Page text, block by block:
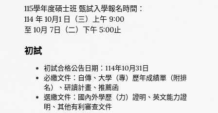
115學年度碩士班 甄試入學報名時間：
114 年 10月1 日（三）上午 9:00
至 10月 7日（二）下午 5:00止
初試
初試合格公告日期：114年10月31日
必繳文件：自傳、大學（專）歷年成績單（附排
名）、研讀計畫、推薦函
選繳文件：國內外學歷（力）證明、英文能力證
明、其他有利審查文件